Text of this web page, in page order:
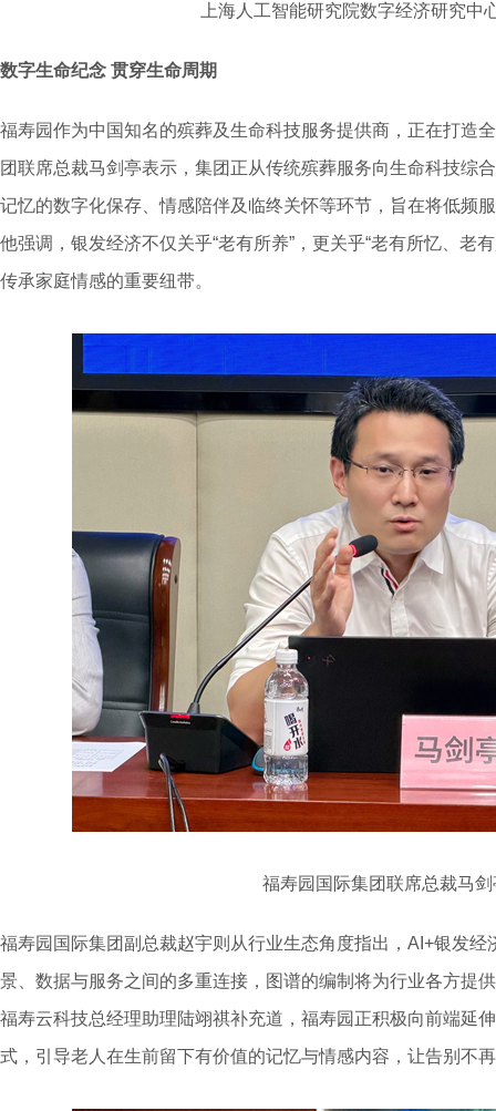
上海人工智能研究院数字经济研究中
数字生命纪念 贯穿生命周期
福寿园作为中国知名的殡葬及生命科技服务提供商，正在打造
团联席总裁马剑亭表示，集团正从传统殡葬服务向生命科技综
记忆的数字化保存、情感陪伴及临终关怀等环节，旨在将低频
他强调，银发经济不仅关乎“老有所养”，更关乎“老有所忆、老
传承家庭情感的重要纽带。
福寿园国际集团联席总裁马
福寿园国际集团副总裁赵宇则从行业生态角度指出，AI+银发
景、数据与服务之间的多重连接，图谱的编制将为行业各方提
福寿云科技总经理助理陆翊祺补充道，福寿园正积极向前端延
式，引导老人在生前留下有价值的记忆与情感内容，让告别不